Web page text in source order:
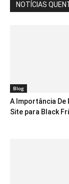
NOTÍCIAS
Blog
A Importância De
Site para Black